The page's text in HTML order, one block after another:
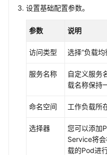
容
网
务
（Service）
服
概
设置基础配置参数。
参数 说明
访问类型 选择“负载均
服务名称
自定义服务
载名称保持
命名空间 工作负载所
选择器
您可以添加
Service将
载的Pod进